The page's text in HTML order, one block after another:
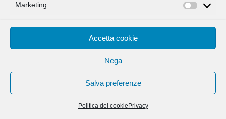
Marketing
Accetta cookie
Nega
Salva preferenze
Politica dei cookie Privacy
0373 256000